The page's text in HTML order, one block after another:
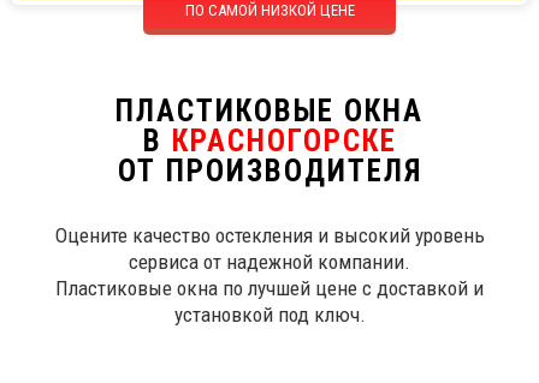
ПО САМОЙ НИЗКОЙ ЦЕНЕ
ПЛАСТИКОВЫЕ ОКНА
В КРАСНОГОРСКЕ
ОТ ПРОИЗВОДИТЕЛЯ
Оцените качество остекления и высокий уровень
сервиса от надежной компании.
Пластиковые окна по лучшей цене с доставкой и
установкой под ключ.